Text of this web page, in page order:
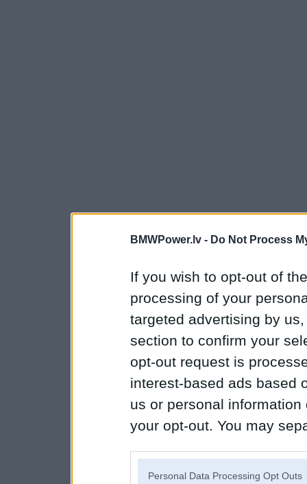
BMWPower.lv - Do Not Process
If you wish to opt-out of
processing of your
targeted advertising by
section to confirm your
opt-out request is
interest-based ads based
us or personal
your opt-out. You may
Personal Data Processing Opt Outs